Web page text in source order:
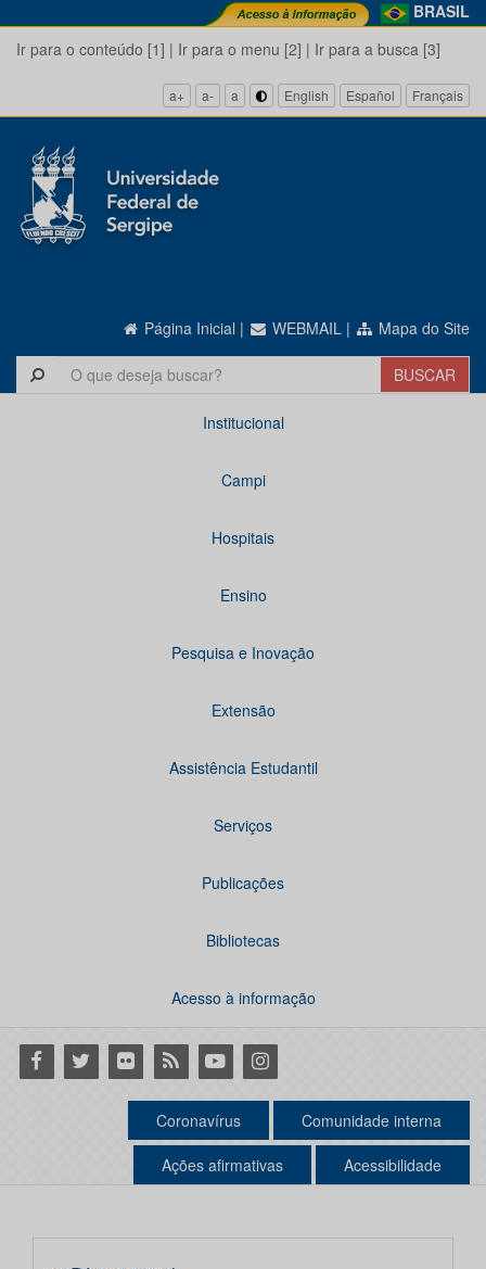
BRASIL
Ir para o conteúdo [1] | Ir para o menu [2] | Ir para a busca [3]
a+ a- a English Español Français
Página Inicial | WEBMAIL | Mapa do Site
Institucional
Campi
Hospitais
Ensino
Pesquisa e Inovação
Extensão
Assistência Estudantil
Serviços
Publicações
Bibliotecas
Acesso à informação
Facebook
Twitter Flickr RSS YoutubeInstagram
Coronavírus Comunidade interna
Ações afirmativas Acessibilidade